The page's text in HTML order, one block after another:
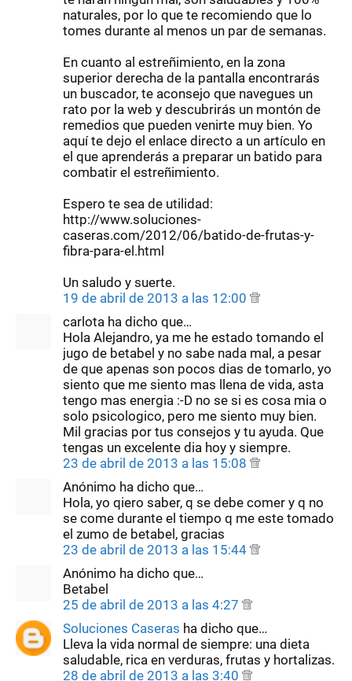
naturales, por lo que te recomiendo que lo
tomes durante al menos un par de semanas.
En cuanto al estreñimiento, en la zona
superior derecha de la pantalla encontrarás
un buscador, te aconsejo que navegues un
rato por la web y descubrirás un montón de
remedios que pueden venirte muy bien. Yo
aquí te dejo el enlace directo a un artículo en
el que aprenderás a preparar un batido para
combatir el estreñimiento.
Espero te sea de utilidad:
http://www.soluciones-
caseras.com/2012/06/batido-de-frutas-y-
fibra-para-el.html
Un saludo y suerte.
19 de abril de 2013 a las 12:00
carlota ha dicho que…
Hola Alejandro, ya me he estado tomando el
jugo de betabel y no sabe nada mal, a pesar
de que apenas son pocos dias de tomarlo, yo
siento que me siento mas llena de vida, asta
tengo mas energia :-D no se si es cosa mia o
solo psicologico, pero me siento muy bien.
Mil gracias por tus consejos y tu ayuda. Que
tengas un excelente dia hoy y siempre.
23 de abril de 2013 a las 15:08
Anónimo ha dicho que…
Hola, yo qiero saber, q se debe comer y q no
se come durante el tiempo q me este tomado
el zumo de betabel, gracias
23 de abril de 2013 a las 15:44
Anónimo ha dicho que…
Betabel
25 de abril de 2013 a las 4:27
Soluciones Caseras ha dicho que…
Lleva la vida normal de siempre: una dieta
saludable, rica en verduras, frutas y hortalizas.
28 de abril de 2013 a las 3:40